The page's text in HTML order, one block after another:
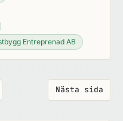
Entreprenad AB
Nästa sida